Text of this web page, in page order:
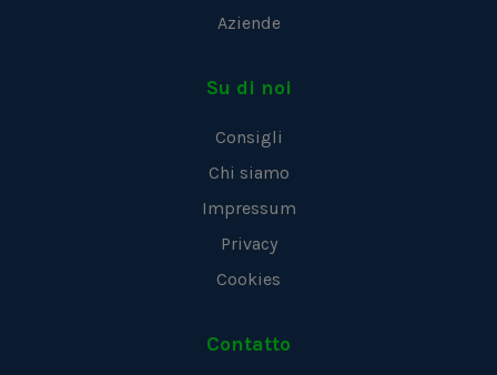
Aziende
Su di noi
Consigli
Chi siamo
Impressum
Privacy
Cookies
Contatto